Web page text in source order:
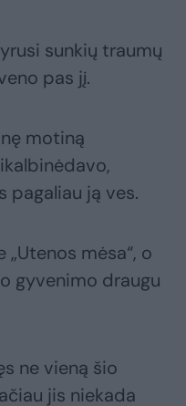
sunkių traumų
pas jį.
motiną
pagaliau ją ves.
mėsa“, o
gyvenimo draugu
ne vieną šio
jis niekada